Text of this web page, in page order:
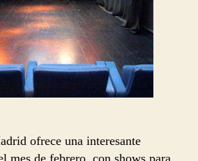
ofrece una interesante
mes de febrero, con shows para